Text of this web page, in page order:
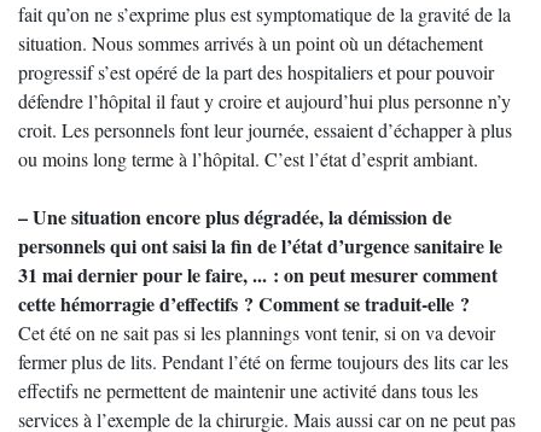
fait qu’on ne s’exprime plus est symptomatique de la gravité de la
situation. Nous sommes arrivés à un point où un détachement
progressif s’est opéré de la part des hospitaliers et pour pouvoir
défendre l’hôpital il faut y croire et aujourd’hui plus personne n’y
croit. Les personnels font leur journée, essaient d’échapper à plus
ou moins long terme à l’hôpital. C’est l’état d’esprit ambiant.
– Une situation encore plus dégradée, la démission de
personnels qui ont saisi la fin de l’état d’urgence sanitaire le
31 mai dernier pour le faire, ... : on peut mesurer comment
cette hémorragie d’effectifs ? Comment se traduit-elle ?
Cet été on ne sait pas si les plannings vont tenir, si on va devoir
fermer plus de lits. Pendant l’été on ferme toujours des lits car les
effectifs ne permettent de maintenir une activité dans tous les
services à l’exemple de la chirurgie. Mais aussi car on ne peut pas